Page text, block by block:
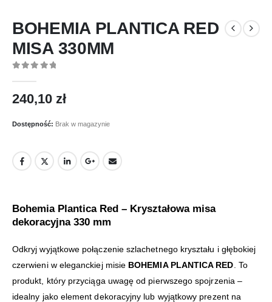
BOHEMIA PLANTICA RED
MISA 330MM
240,10 zł
Dostępność: Brak w magazynie
Bohemia Plantica Red – Kryształowa misa
dekoracyjna 330 mm
Odkryj wyjątkowe połączenie szlachetnego kryształu i głębokiej
czerwieni w eleganckiej misie BOHEMIA PLANTICA RED . To
produkt, który przyciąga uwagę od pierwszego spojrzenia –
idealny jako element dekoracyjny lub wyjątkowy prezent na